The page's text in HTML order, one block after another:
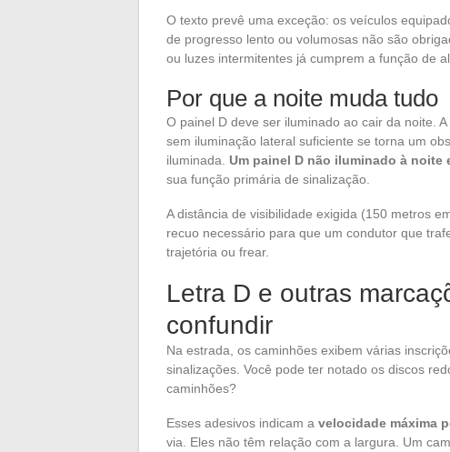
O texto prevê uma exceção: os veículos
de progresso lento ou volumosas não são
ou luzes intermitentes já cumprem a função de
Por que a noite muda tudo
O painel D deve ser iluminado ao cair da noite.
sem iluminação lateral suficiente se torna um
iluminada. Um painel D não iluminado à noite
sua função primária de sinalização.
A distância de visibilidade exigida (150 metros
recuo necessário para que um condutor que
trajetória ou frear.
Letra D e outras
confundir
Na estrada, os caminhões exibem várias
sinalizações. Você pode ter notado os discos
caminhões?
Esses adesivos indicam a velocidade máxima
via. Eles não têm relação com a largura. Um